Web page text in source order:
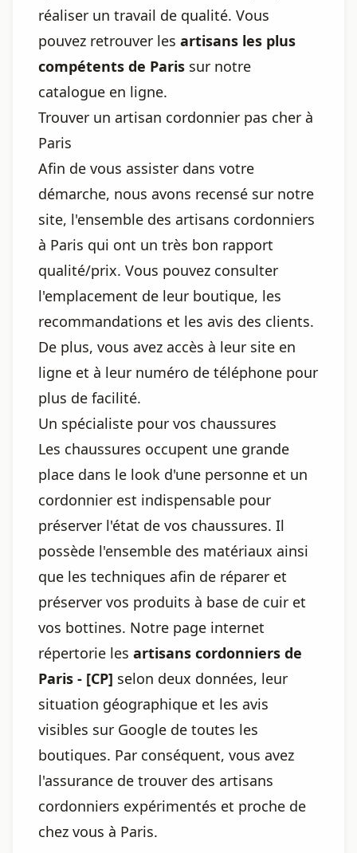
réaliser un travail de qualité. Vous
pouvez retrouver les artisans les plus
compétents de Paris sur notre
catalogue en ligne.
Trouver un artisan cordonnier pas cher à
Paris
Afin de vous assister dans votre
démarche, nous avons recensé sur notre
site, l'ensemble des artisans cordonniers
à Paris qui ont un très bon rapport
qualité/prix. Vous pouvez consulter
l'emplacement de leur boutique, les
recommandations et les avis des clients.
De plus, vous avez accès à leur site en
ligne et à leur numéro de téléphone pour
plus de facilité.
Un spécialiste pour vos chaussures
Les chaussures occupent une grande
place dans le look d'une personne et un
cordonnier est indispensable pour
préserver l'état de vos chaussures. Il
possède l'ensemble des matériaux ainsi
que les techniques afin de réparer et
préserver vos produits à base de cuir et
vos bottines. Notre page internet
répertorie les artisans cordonniers de
Paris - [CP] selon deux données, leur
situation géographique et les avis
visibles sur Google de toutes les
boutiques. Par conséquent, vous avez
l'assurance de trouver des artisans
cordonniers expérimentés et proche de
chez vous à Paris.